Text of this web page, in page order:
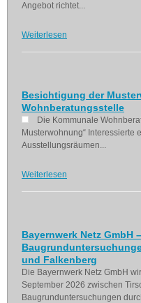
Angebot richtet...
Weiterlesen
Besichtigung der
Wohnberatungsstelle
Die Kommunale
Musterwohnung“ Interessierte
Ausstellungsräumen...
Weiterlesen
Bayernwerk Netz GmbH
und Falkenberg
Die Bayernwerk Netz GmbH
September 2026 zwischen
Baugrunduntersuchungen